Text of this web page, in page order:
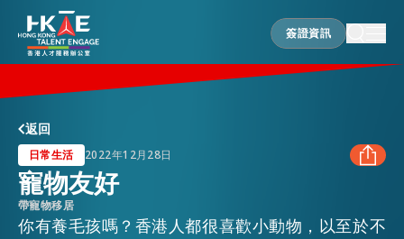
簽證資訊
簽證資訊
香港優勢
居港須知
返回
日常生活 2022年12月28日
寵物友好
帶寵物移居
你有養毛孩嗎？香港人都很喜歡小動物，以至於不